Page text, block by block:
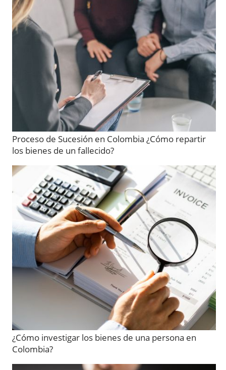
Proceso de Sucesión en Colombia ¿Cómo repartir
los bienes de un fallecido?
¿Cómo investigar los bienes de una persona en
Colombia?